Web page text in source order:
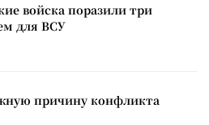
войска поразили три
для ВСУ
причину конфликта